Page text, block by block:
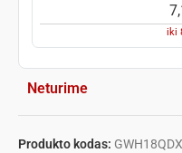
iki
Neturime
Produkto kodas: